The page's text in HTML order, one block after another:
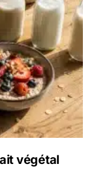
végétal